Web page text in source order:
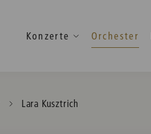
Konzerte Orchester
Current:
Lara Kusztrich